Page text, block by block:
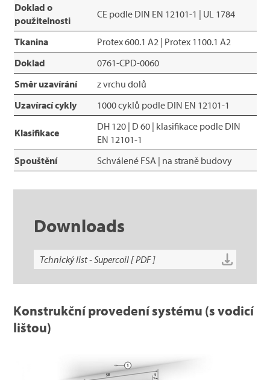
Doklad o
použitelnosti
CE podle DIN EN 12101-1 | UL 1784
Tkanina
Protex 600.1 A2 | Protex 1100.1 A2
Doklad
0761-CPD-0060
Směr uzavírání
z vrchu dolů
Uzavírací cykly
1000 cyklů podle DIN EN 12101-1
Klasifikace
DH 120 | D 60 | klasifikace podle DIN
EN 12101-1
Spouštění
Schválené FSA | na straně budovy
Downloads
Tchnický list - Supercoil [ PDF ]
Konstrukční provedení systému (s vodicí
lištou)